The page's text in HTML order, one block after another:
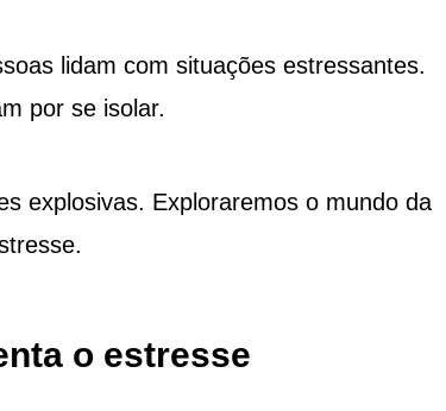
lidam com situações estressantes.
por se isolar.
explosivas. Exploraremos o mundo da
o estresse